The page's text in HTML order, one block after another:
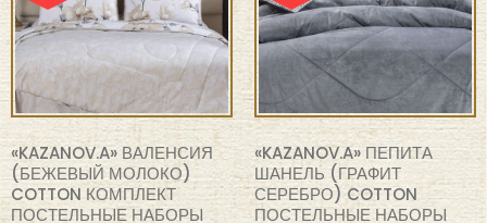
«KAZANOV.A» ВАЛЕНСИЯ
(БЕЖЕВЫЙ МОЛОКО)
COTTON КОМПЛЕКТ
ПОСТЕЛЬНЫЕ НАБОРЫ
«KAZANOV.A» ПЕПИТА
ШАНЕЛЬ (ГРАФИТ
СЕРЕБРО) COTTON
ПОСТЕЛЬНЫЕ НАБОРЫ